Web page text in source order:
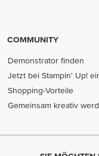
COMMUNITY
Demonstrator finden
Jetzt bei Stampin' Up!
Shopping-Vorteile
Gemeinsam kreativ